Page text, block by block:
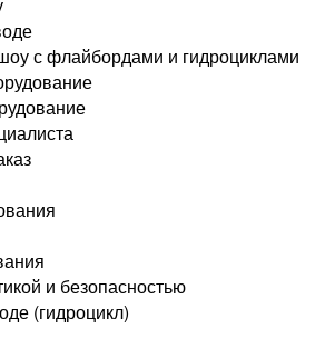
с флайбордами и гидроциклами
и безопасностью
(гидроцикл)